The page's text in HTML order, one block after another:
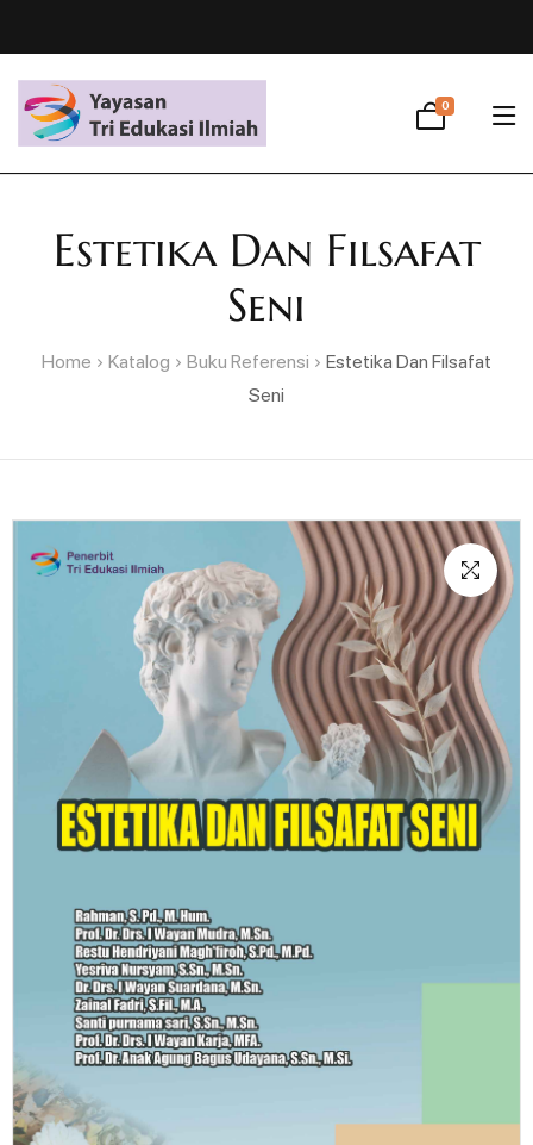
0
Estetika Dan Filsafat
Seni
Home Katalog Buku Referensi
Estetika Dan Filsafat
Seni